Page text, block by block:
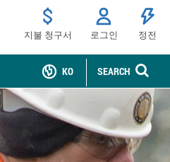
지불 청구서 로그인 정전
SEARCH
KO